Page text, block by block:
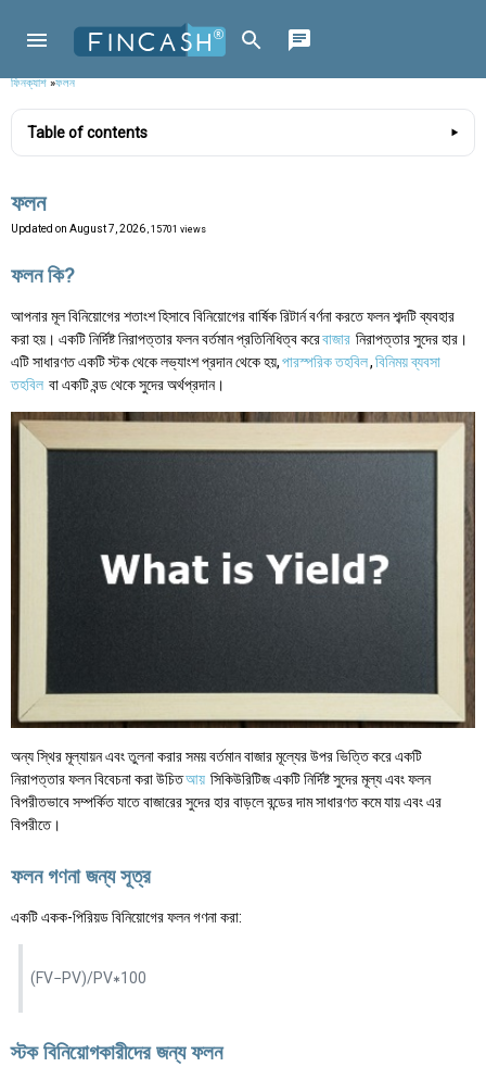
ফিনক্যাশ»ফলন
Table of contents
ফলন
Updated on August 7, 2026 , 15701 views
ফলন কি?
আপনার মূল বিনিয়োগের শতাংশ হিসাবে বিনিয়োগের বার্ষিক রিটার্ন বর্ণনা করতে ফলন শব্দটি ব্যবহার
করা হয়। একটি নির্দিষ্ট নিরাপত্তার ফলন বর্তমান প্রতিনিধিত্ব করেবাজার নিরাপত্তার সুদের হার।
এটি সাধারণত একটি স্টক থেকে লভ্যাংশ প্রদান থেকে হয়,পারস্পরিক তহবিল,বিনিময় ব্যবসা
তহবিল বা একটি বন্ড থেকে সুদের অর্থপ্রদান।
অন্য স্থির মূল্যায়ন এবং তুলনা করার সময় বর্তমান বাজার মূল্যের উপর ভিত্তি করে একটি
নিরাপত্তার ফলন বিবেচনা করা উচিতআয় সিকিউরিটিজ একটি নির্দিষ্ট সুদের মূল্য এবং ফলন
বিপরীতভাবে সম্পর্কিত যাতে বাজারের সুদের হার বাড়লে বন্ডের দাম সাধারণত কমে যায় এবং এর
বিপরীতে।
ফলন গণনা জন্য সূত্র
একটি একক-পিরিয়ড বিনিয়োগের ফলন গণনা করা:
(FV−PV)/PV∗100
স্টক বিনিয়োগকারীদের জন্য ফলন